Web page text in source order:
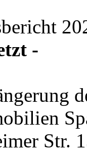
-
Str.